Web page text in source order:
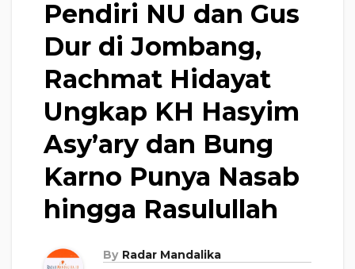
Pendiri NU dan Gus
Dur di Jombang,
Rachmat Hidayat
Ungkap KH Hasyim
Asy’ary dan Bung
Karno Punya Nasab
hingga Rasulullah
By Radar Mandalika